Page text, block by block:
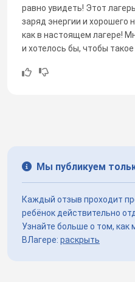
равно увидеть! Этот
заряд энергии и хорошего
как в настоящем лагере!
и хотелось бы, чтобы
Мы публикуем
Каждый отзыв проходит
ребёнок действительно
Узнайте больше о том,
ВЛагере: раскрыть